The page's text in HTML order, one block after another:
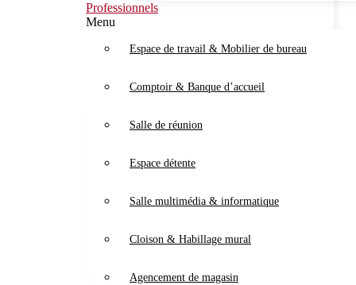
Professionnels
Menu
Espace de travail & Mobilier de bureau
Comptoir & Banque d’accueil
Salle de réunion
Espace détente
Salle multimédia & informatique
Cloison & Habillage mural
Agencement de magasin